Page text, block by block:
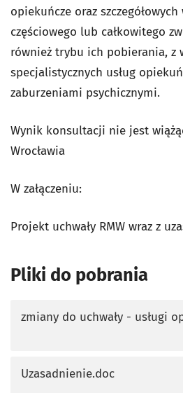
opiekuńcze oraz
częściowego lub całkowitego
również trybu ich pobierania, z
specjalistycznych usług
zaburzeniami psychicznymi.
Wynik konsultacji nie jest
Wrocławia
W załączeniu:
Projekt uchwały RMW wraz z
Pliki do pobrania
zmiany do uchwały - usługi
Uzasadnienie.doc